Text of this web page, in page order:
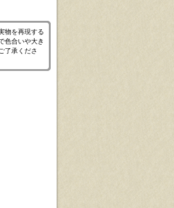
物を再現する
色合いや大き
了承くださ